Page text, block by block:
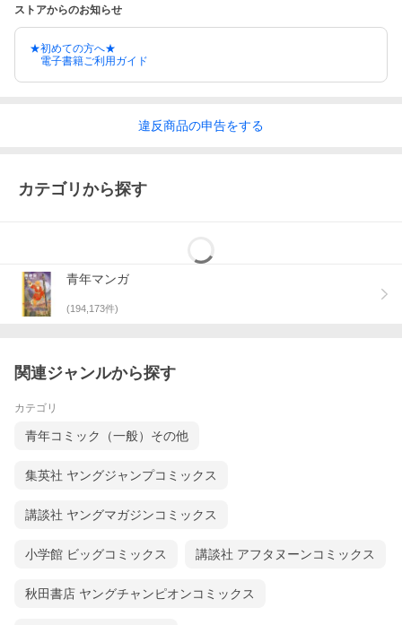
ストアからのお知らせ
★初めての方へ★
電子書籍ご利用ガイド
違反商品の申告をする
カテゴリから探す
青年マンガ
(194,173件)
関連ジャンルから探す
カテゴリ
青年コミック（一般）その他
集英社 ヤングジャンプコミックス
講談社 ヤングマガジンコミックス
小学館 ビッグコミックス 講談社 アフタヌーンコミックス
秋田書店 ヤングチャンピオンコミックス